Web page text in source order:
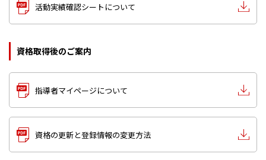
活動実績確認シートについて
資格取得後のご案内
指導者マイページについて
資格の更新と登録情報の変更方法